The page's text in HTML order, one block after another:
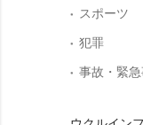
スポーツ
犯罪
事故・緊